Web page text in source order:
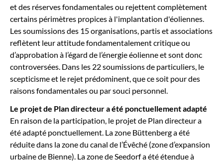
et des réserves fondamentales ou rejettent complètement
certains périmètres propices à l'implantation d'éoliennes.
Les soumissions des 15 organisations, partis et associations
reflètent leur attitude fondamentalement critique ou
d’approbation à l’égard de l’énergie éolienne et sont donc
controversées. Dans les 22 soumissions de particuliers, le
scepticisme et le rejet prédominent, que ce soit pour des
raisons fondamentales ou par souci personnel.
Le projet de Plan directeur a été ponctuellement adapté
En raison de la participation, le projet de Plan directeur a
été adapté ponctuellement. La zone Büttenberg a été
réduite dans la zone du canal de l’Évêché (zone d’expansion
urbaine de Bienne). La zone de Seedorf a été étendue à